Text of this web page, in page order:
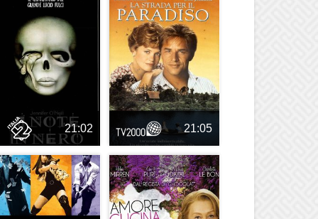
21:02 21:05